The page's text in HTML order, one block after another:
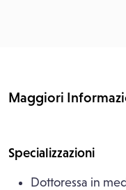
Maggiori
Specializzazioni
Dottoressa in